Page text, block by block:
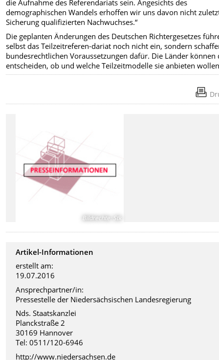
die Aufnahme des Referendariats sein. Angesichts des
demographischen Wandels erhoffen wir uns davon nicht
Sicherung qualifizierten Nachwuchses.“
Die geplanten Änderungen des Deutschen Richtergesetzes
selbst das Teilzeitreferen-dariat noch nicht ein, sondern
bundesrechtlichen Voraussetzungen dafür. Die Länder können
entscheiden, ob und welche Teilzeitmodelle sie anbieten
Bildrechte: Stk
Artikel-Informationen
erstellt am:
19.07.2016
Ansprechpartner/in:
Pressestelle der Niedersächsischen Landesregierung
Nds. Staatskanzlei
Planckstraße 2
30169 Hannover
Tel: 0511/120-6946
http://www.niedersachsen.de